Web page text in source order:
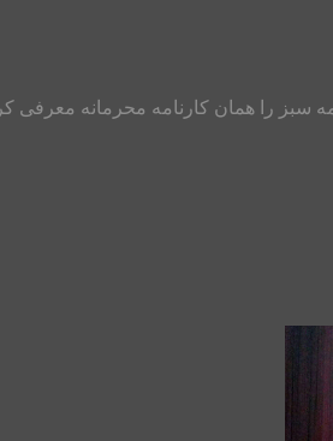
سبز را همان کارنامه محرمانه معرفی